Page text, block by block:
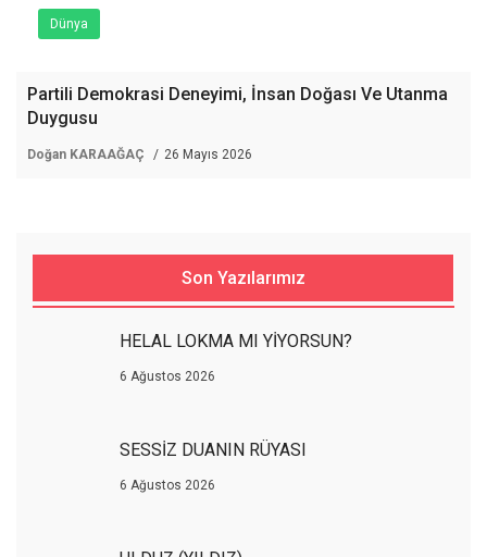
Dünya
Partili Demokrasi Deneyimi, İnsan Doğası Ve Utanma
Duygusu
Doğan KARAAĞAÇ 26 Mayıs 2026
Son Yazılarımız
HELAL LOKMA MI YİYORSUN?
6 Ağustos 2026
SESSİZ DUANIN RÜYASI
6 Ağustos 2026